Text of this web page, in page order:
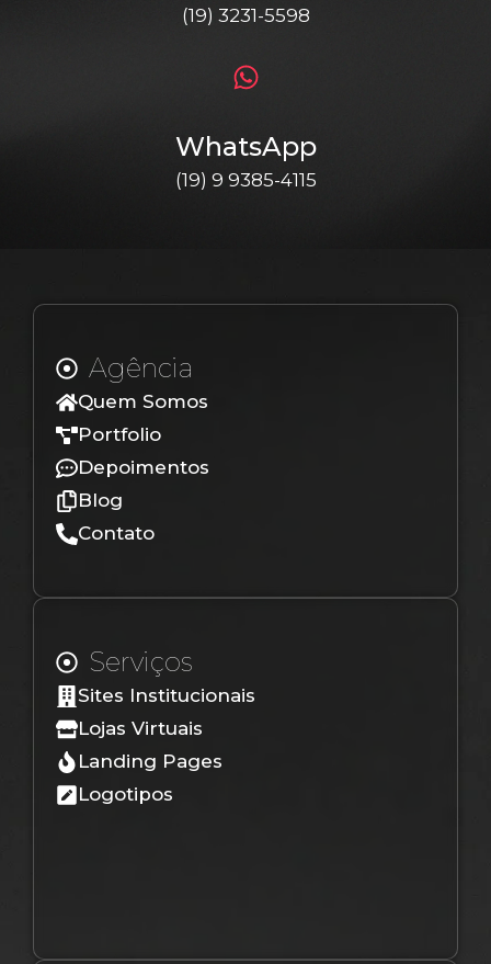
(19) 3231-5598
WhatsApp
(19) 9 9385-4115
Agência
Quem Somos
Portfolio
Depoimentos
Blog
Contato
Serviços
Sites Institucionais
Lojas Virtuais
Landing Pages
Logotipos